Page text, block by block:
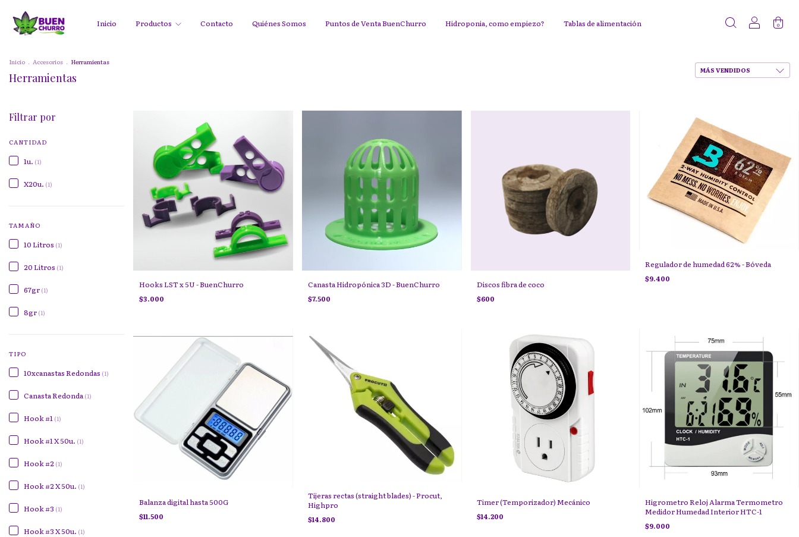
Inicio Productos Contacto Quiénes Somos Puntos de Venta BuenChurro Hidroponia, como empiezo? Tablas de alimentación 0
Inicio . Accesorios . Herramientas
Herramientas
Filtrar por
CANTIDAD
1u. (1)
X20u. (1)
TAMAÑO
10 Litros (1)
20 Litros (1)
67gr (1)
8gr (1)
TIPO
10xcanastas Redondas (1)
Canasta Redonda (1)
Hook #1 (1)
Hook #1 X 50u. (1)
Hook #2 (1)
Hook #2 X 50u. (1)
Hook #3 (1)
Hook #3 X 50u. (1)
Hooks LST x 5U - BuenChurro
$3.000
Canasta Hidropónica 3D - BuenChurro
$7.500
Discos fibra de coco
$600
Regulador de humedad 62% - Bóveda
$9.400
Balanza digital hasta 500G
$11.500
Tijeras rectas (straight blades) - Procut,
Highpro
$14.800
Timer (Temporizador) Mecánico
$14.200
Higrometro Reloj Alarma Termometro
Medidor Humedad Interior HTC-1
$9.000